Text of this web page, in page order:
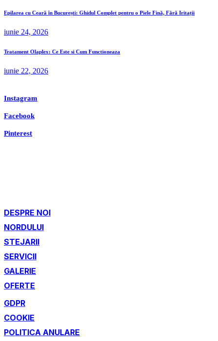
Epilarea cu Ceară în București: Ghidul Complet pentru o Piele Fină, Fără Iritații
iunie 24, 2026
Tratament Olaplex: Ce Este si Cum Functioneaza
iunie 22, 2026
Instagram
Facebook
Pinterest
DESPRE NOI
NORDULUI
STEJARII
SERVICII
GALERIE
OFERTE
GDPR
COOKIE
POLITICA ANULARE